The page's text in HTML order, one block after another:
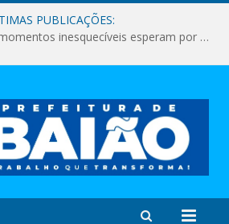
PUBLICAÇÕES:
inesquecíveis esperam por você!